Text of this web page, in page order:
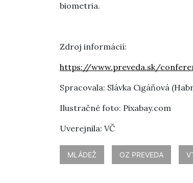
biometria.
Zdroj informácií:
https://www.preveda.sk/
Spracovala: Slávka Cigáňová
Ilustračné foto: Pixabay.com
Uverejnila: VČ
MLÁDEŽ OZ PREVEDA